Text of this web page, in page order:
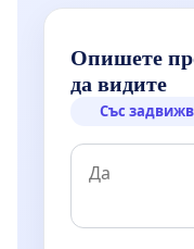
Опишете
да видите
Със